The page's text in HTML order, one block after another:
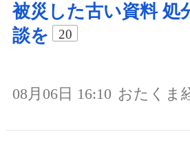
被災した古い資料 処
談を
20
08月06日 16:10 おたくま